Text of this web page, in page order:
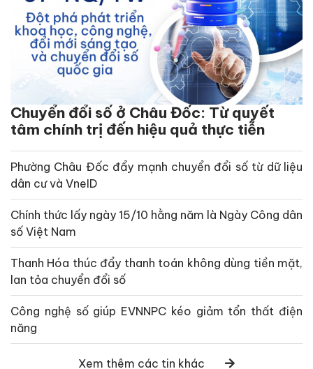
Chuyển đổi số ở Châu Đốc: Từ quyết
tâm chính trị đến hiệu quả thực tiễn
Phường Châu Đốc đẩy mạnh chuyển đổi số từ dữ liệu
dân cư và VneID
Chính thức lấy ngày 15/10 hằng năm là Ngày Công dân
số Việt Nam
Thanh Hóa thúc đẩy thanh toán không dùng tiền mặt,
lan tỏa chuyển đổi số
Công nghệ số giúp EVNNPC kéo giảm tổn thất điện
năng
Xem thêm các tin khác